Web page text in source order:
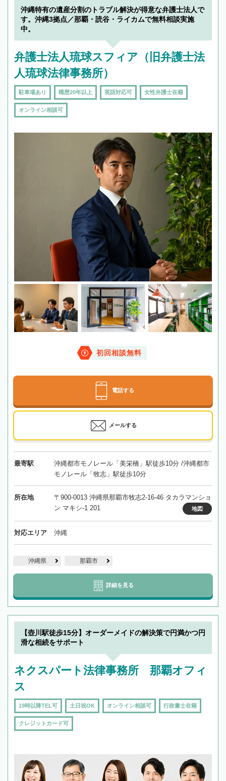
沖縄特有の遺産分割のトラブル解決が得意な弁護士法人で
す。沖縄3拠点／那覇・読谷・ライカムで無料相談実施
中。
弁護士法人琉球スフィア（旧弁護士法
人琉球法律事務所）
駐車場あり 職歴20年以上 英語対応可 女性弁護士在籍
オンライン相談可
初回相談無料
電話する
メールする
最寄駅
沖縄都市モノレール「美栄橋」駅徒歩10分 /沖縄都市
モノレール「牧志」駅徒歩10分
所在地
〒900-0013 沖縄県那覇市牧志2-16-46 タカラマンショ
ン マキシ-1 201
地図
対応エリア 沖縄
沖縄県 那覇市
詳細を見る
【壺川駅徒歩15分】オーダーメイドの解決策で円満かつ円
滑な相続をサポート
ネクスパート法律事務所 那覇オフィ
ス
19時以降TEL可 土日祝OK オンライン相談可 行政書士在籍
クレジットカード可